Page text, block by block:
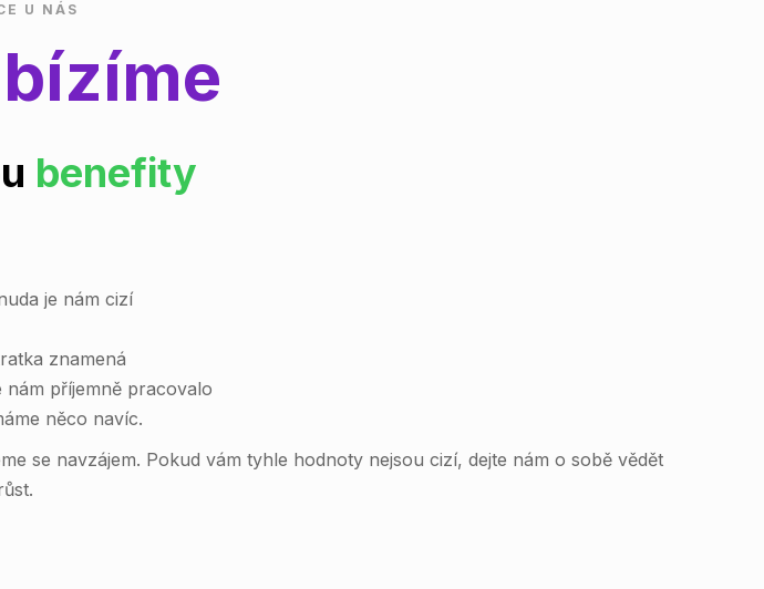
U NÁS
benefity
je nám cizí
znamená
příjemně pracovalo
něco navíc.
se navzájem. Pokud vám tyhle hodnoty nejsou cizí, dejte nám o sobě vědět